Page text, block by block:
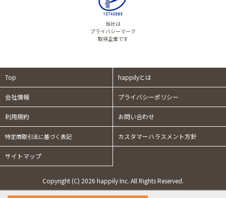
当社は
プライバシーマーク
取得企業です
Top happilyとは
会社情報 プライバシーポリシー
利用規約 お問い合わせ
特定商取引法に基づく表記 カスタマーハラスメント方針
サイトマップ
Copyright (C) 2026 happily Inc. All Rights Reserved.